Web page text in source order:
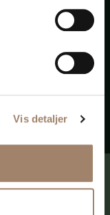
Vis detaljer
slet ikke få
høre. Endnu